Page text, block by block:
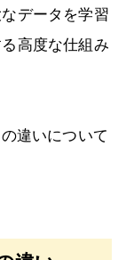
データを学習
高度な仕組み
違いについて